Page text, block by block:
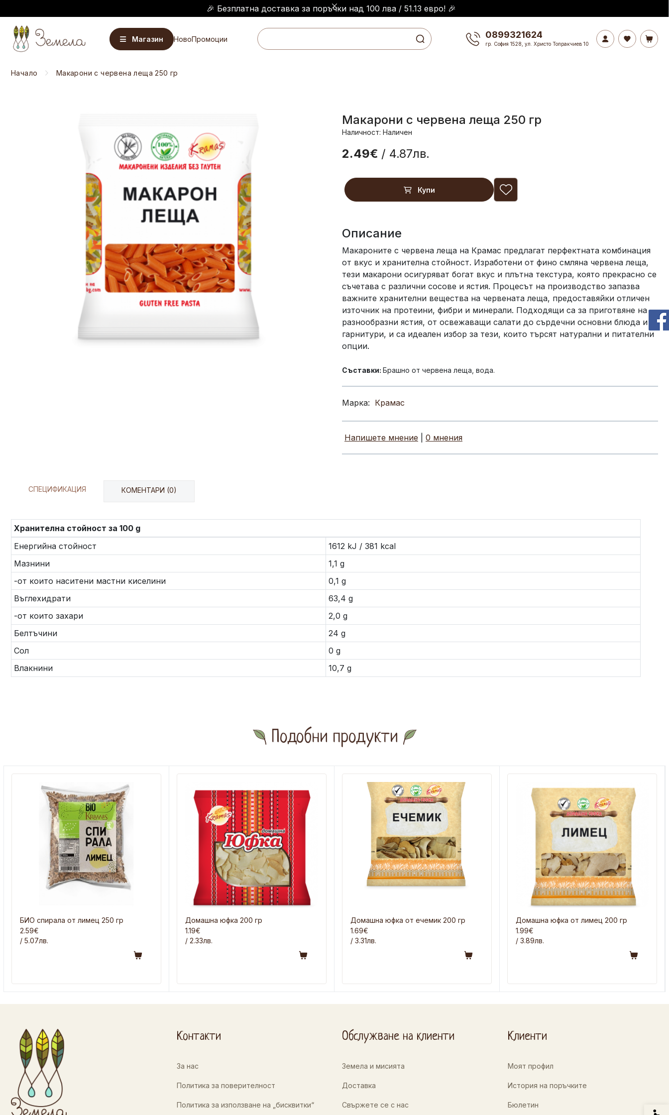
🎉 Безплатна доставка за поръчки над 100 лва / 51.13 евро! 🎉
Магазин НовоПромоции 0899321624
гр. София 1528, ул. Христо Топракчиев 10
Начало Макарони с червена леща 250 гр
Макарони с червена леща 250 гр
Наличност: Наличен
2.49€ / 4.87лв.
Купи
Описание
Макароните с червена леща на Крамас предлагат перфектната комбинация
от вкус и хранителна стойност. Изработени от фино смляна червена леща,
тези макарони осигуряват богат вкус и плътна текстура, която прекрасно се
съчетава с различни сосове и ястия. Процесът на производство запазва
важните хранителни вещества на червената леща, предоставяйки отличен
източник на протеини, фибри и минерали. Подходящи са за приготвяне на
разнообразни ястия, от освежаващи салати до сърдечни основни блюда и
гарнитури, и са идеален избор за тези, които търсят натурални и питателни
опции.
Съставки: Брашно от червена леща, вода.
Марка: Крамас
Напишете мнение 0 мнения
СПЕЦИФИКАЦИЯ КОМЕНТАРИ (0)
Хранителна стойност за 100 g
Енергийна стойност
1612 kJ / 381 kcal
Мазнини
1,1 g
-от които наситени мастни киселини
0,1 g
Въглехидрати
63,4 g
-от които захари
2,0 g
Белтъчини
24 g
Сол
0 g
Влакнини
10,7 g
Подобни продукти
БИО спирала от лимец 250 гр
2.59€
/ 5.07лв.
Домашна юфка 200 гр
1.19€
/ 2.33лв.
Домашна юфка от ечемик 200 гр
1.69€
/ 3.31лв.
Домашна юфка от лимец 200 гр
1.99€
/ 3.89лв.
Контакти
За нас
Политика за поверителност
Политика за използване на „бисквитки“
Обслужване на клиенти
Земела и мисията
Доставка
Свържете се с нас
Клиенти
Моят профил
История на поръчките
Бюлетин